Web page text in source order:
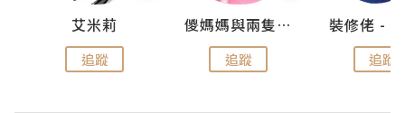
艾米莉
追蹤
儍媽媽與兩隻小魔怪之家
追蹤 追蹤